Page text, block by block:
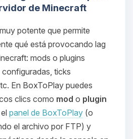
de Minecraft
potente que permite
qué está provocando lag
mods o plugins
ticks
En BoxToPlay puedes
clics como mod o plugin
panel de BoxToPlay (o
el archivo por FTP) y